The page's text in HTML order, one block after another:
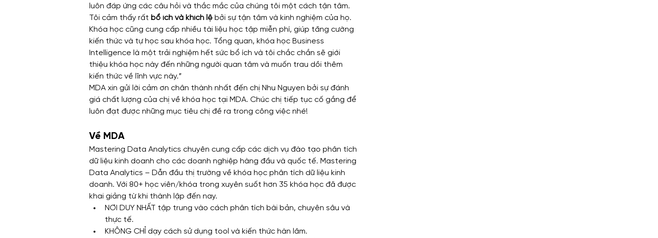
luôn đáp ứng các câu hỏi và thắc mắc của chúng tôi một cách tận tâm.
Tôi cảm thấy rất bổ ích và khích lệ bởi sự tận tâm và kinh nghiệm của họ.
Khóa học cũng cung cấp nhiều tài liệu học tập miễn phí, giúp tăng cường
kiến thức và tự học sau khóa học. Tổng quan, khóa học Business
Intelligence là một trải nghiệm hết sức bổ ích và tôi chắc chắn sẽ giới
thiệu khóa học này đến những người quan tâm và muốn trau dồi thêm
kiến thức về lĩnh vực này.”
MDA xin gửi lời cảm ơn chân thành nhất đến chị Nhu Nguyen bởi sự đánh
giá chất lượng của chị về khóa học tại MDA. Chúc chị tiếp tục cố gắng để
luôn đạt được những mục tiêu chị đề ra trong công việc nhé!
Về MDA
Mastering Data Analytics chuyên cung cấp các dịch vụ đào tạo phân tích
dữ liệu kinh doanh cho các doanh nghiệp hàng đầu và quốc tế. Mastering
Data Analytics – Dẫn đầu thị trường về khóa học phân tích dữ liệu kinh
doanh. Với 80+ học viên/khóa trong xuyên suốt hơn 35 khóa học đã được
khai giảng từ khi thành lập đến nay.
NƠI DUY NHẤT tập trung vào cách phân tích bài bản, chuyên sâu và
thực tế.
KHÔNG CHỈ dạy cách sử dụng tool và kiến thức hàn lâm.